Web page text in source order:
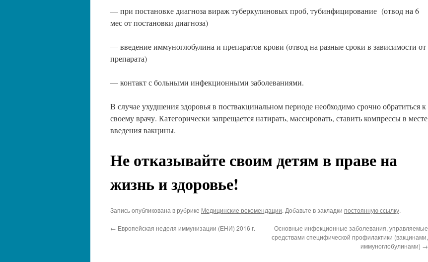
— при постановке диагноза вираж туберкулиновых проб, тубинфицирование (отвод на 6
мес от постановки диагноза)
— введение иммуноглобулина и препаратов крови (отвод на разные сроки в зависимости от
препарата)
— контакт с больными инфекционными заболеваниями.
В случае ухудшения здоровья в поствакцинальном периоде необходимо срочно обратиться к
своему врачу. Категорически запрещается натирать, массировать, ставить компрессы в месте
введения вакцины.
Не отказывайте своим детям в праве на
жизнь и здоровье!
Запись опубликована в рубрике Медицинские рекомендации. Добавьте в закладки постоянную ссылку.
← Европейская неделя иммунизации (ЕНИ) 2016 г.
Основные инфекционные заболевания, управляемые
средствами специфической профилактики (вакцинами,
иммуноглобулинами) →